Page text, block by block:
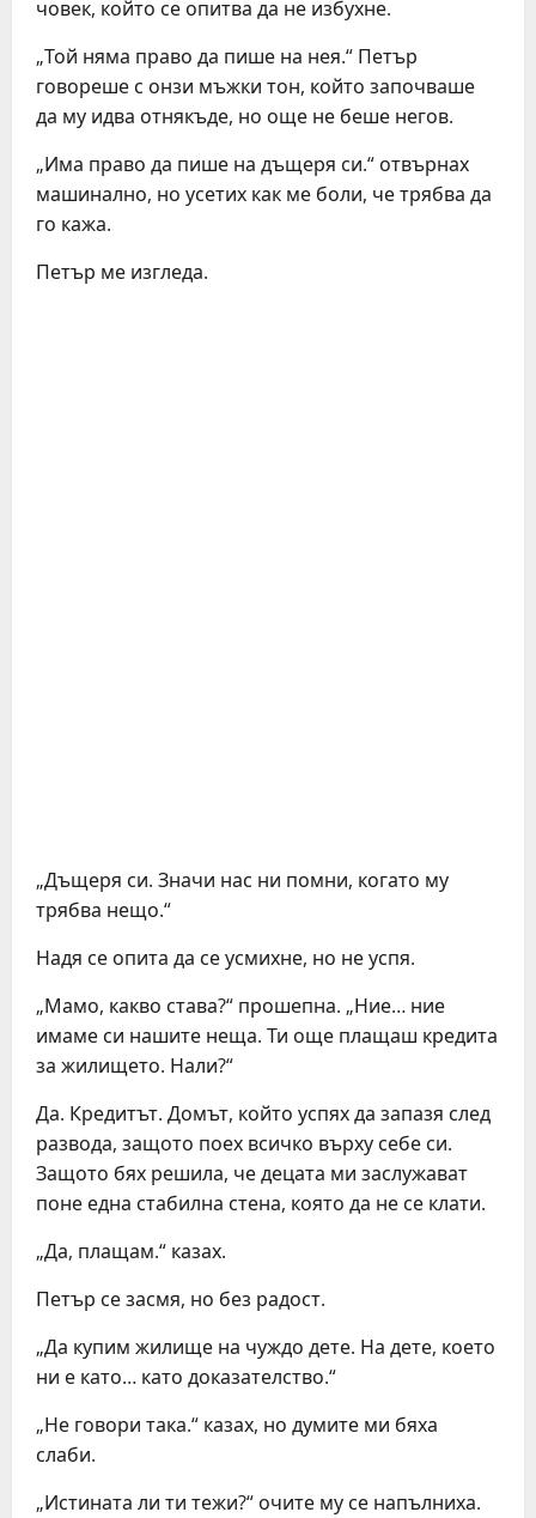
човек, който се опитва да не избухне.
„Той няма право да пише на нея.“ Петър
говореше с онзи мъжки тон, който започваше
да му идва отнякъде, но още не беше негов.
„Има право да пише на дъщеря си.“ отвърнах
машинално, но усетих как ме боли, че трябва да
го кажа.
Петър ме изгледа.
„Дъщеря си. Значи нас ни помни, когато му
трябва нещо.“
Надя се опита да се усмихне, но не успя.
„Мамо, какво става?“ прошепна. „Ние… ние
имаме си нашите неща. Ти още плащаш кредита
за жилището. Нали?“
Да. Кредитът. Домът, който успях да запазя след
развода, защото поех всичко върху себе си.
Защото бях решила, че децата ми заслужават
поне една стабилна стена, която да не се клати.
„Да, плащам.“ казах.
Петър се засмя, но без радост.
„Да купим жилище на чуждо дете. На дете, което
ни е като… като доказателство.“
„Не говори така.“ казах, но думите ми бяха
слаби.
„Истината ли ти тежи?“ очите му се напълниха.